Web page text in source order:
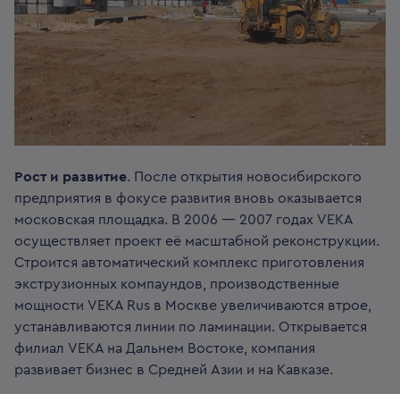
Рост и развитие. После открытия новосибирского
предприятия в фокусе развития вновь оказывается
московская площадка. В 2006 — 2007 годах VEKA
осуществляет проект её масштабной реконструкции.
Строится автоматический комплекс приготовления
экструзионных компаундов, производственные
мощности VEKA Rus в Москве увеличиваются втрое,
устанавливаются линии по ламинации. Открывается
филиал VEKA на Дальнем Востоке, компания
развивает бизнес в Средней Азии и на Кавказе.